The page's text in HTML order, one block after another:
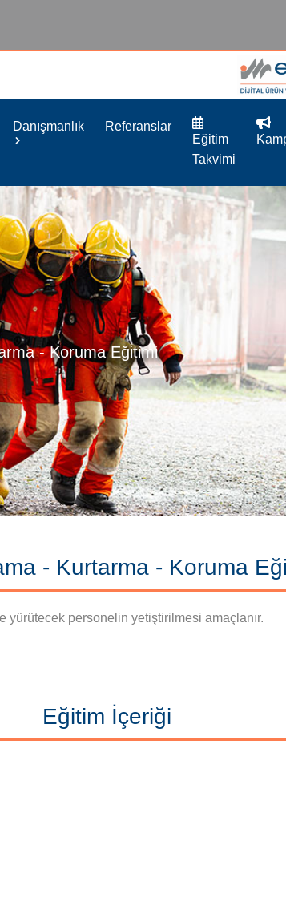
Danışmanlık
Referanslar
Eğitim
Takvimi
- Koruma Eğitimi
- Kurtarma - Koruma
yürütecek personelin yetiştirilmesi amaçlanır.
Eğitim İçeriği